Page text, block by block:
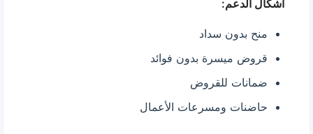
أشكال الدعم:
منح بدون سداد
قروض ميسرة بدون فوائد
ضمانات للقروض
حاضنات ومسرعات الأعمال